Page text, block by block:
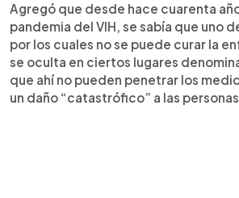
Agregó que desde hace cuarenta
pandemia del VIH, se sabía que uno
por los cuales no se puede curar la
se oculta en ciertos lugares
que ahí no pueden penetrar los
un daño “catastrófico” a las